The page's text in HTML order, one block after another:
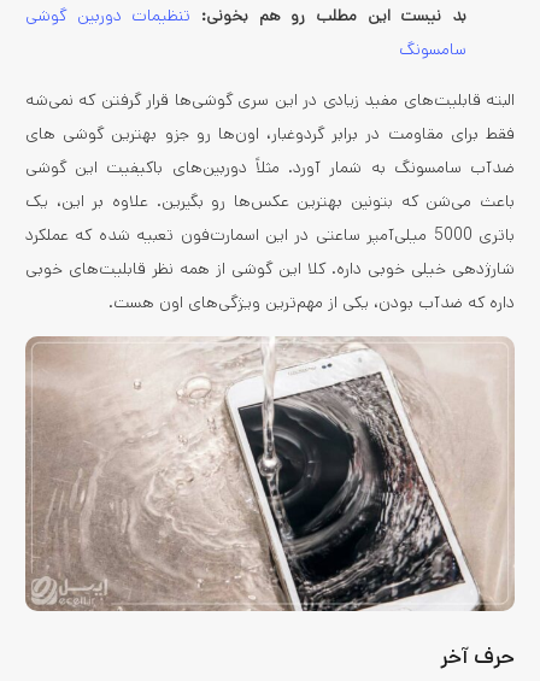
بد نیست این مطلب رو هم بخونی: تنظیمات دوربین گوشی
سامسونگ
البته قابلیت‌های مفید زیادی در این سری گوشی‌ها قرار گرفتن که نمی‌شه
فقط برای مقاومت در برابر گردوغبار، اون‌ها رو جزو بهترین گوشی های
ضدآب سامسونگ به شمار آورد. مثلاً دوربین‌های باکیفیت این گوشی
باعث می‌شن که بتونین بهترین عکس‌ها رو بگیرین. علاوه بر این، یک
باتری 5000 میلی‌آمپر ساعتی در این اسمارت‌فون تعبیه شده که عملکرد
شارژدهی خیلی خوبی داره. کلا این گوشی از همه نظر قابلیت‌های خوبی
داره که ضدآب بودن، یکی از مهم‌ترین ویژگی‌های اون هست.
حرف آخر